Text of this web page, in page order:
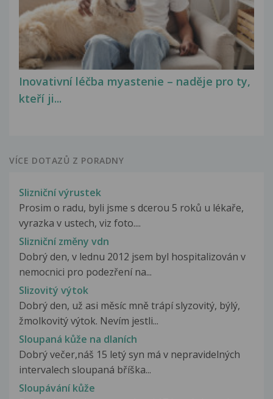
Inovativní léčba myastenie – naděje pro ty,
kteří ji...
VÍCE DOTAZŮ Z PORADNY
Slizniční výrustek
Prosim o radu, byli jsme s dcerou 5 roků u lékaře,
vyrazka v ustech, viz foto....
Slizniční změny vdn
Dobrý den, v lednu 2012 jsem byl hospitalizován v
nemocnici pro podezření na...
Slizovitý výtok
Dobrý den, už asi měsíc mně trápí slyzovitý, býlý,
žmolkovitý výtok. Nevím jestli...
Sloupaná kůže na dlaních
Dobrý večer,náš 15 letý syn má v nepravidelných
intervalech sloupaná bříška...
Sloupávání kůže